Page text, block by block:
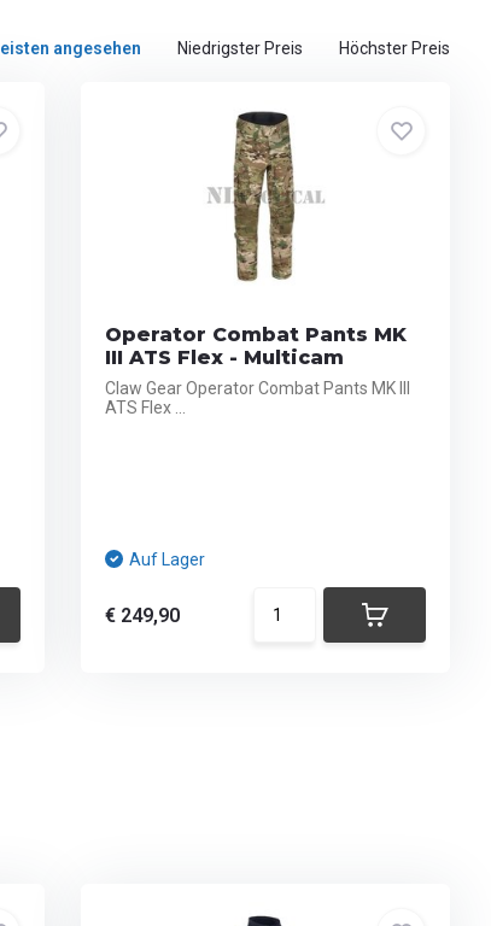
angesehen Niedrigster Preis Höchster Preis
Operator Combat Pants MK
III ATS Flex - Multicam
Claw Gear Operator Combat Pants MK III
ATS Flex ...
Auf Lager
€ 249,90